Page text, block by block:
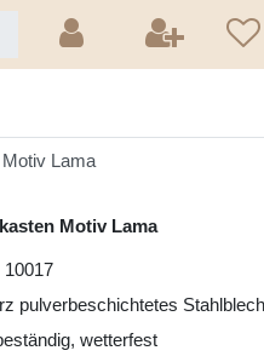
Lama
Motiv Lama
pulverbeschichtetes Stahlblech
wetterfest